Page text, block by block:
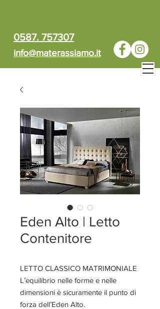
0587. 757307
info@materassiamo.it
Eden Alto | Letto
Contenitore
LETTO CLASSICO MATRIMONIALE
L’equilibrio nelle forme e nelle
dimensioni è sicuramente il punto di
forza dell’Eden Alto.